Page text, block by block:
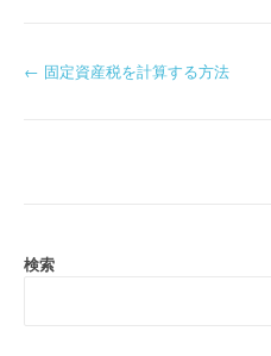
P
n
← 固定資産税を計算する方法
検索